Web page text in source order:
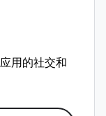
用的社交和